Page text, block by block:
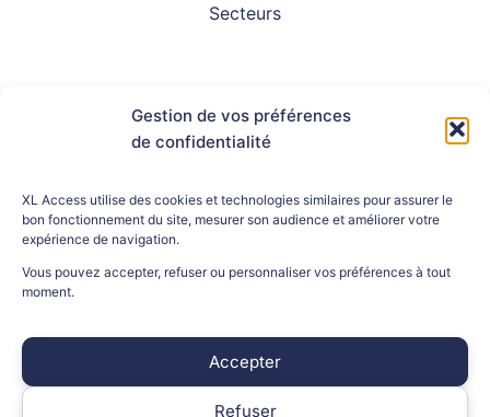
Gestion de vos préférences
de confidentialité
XL Access utilise des cookies et technologies similaires pour assurer le
bon fonctionnement du site, mesurer son audience et améliorer votre
expérience de navigation.
Vous pouvez accepter, refuser ou personnaliser vos préférences à tout
moment.
Accepter
Refuser
Secteurs
Assistance client
Contact
Politique de confidentialité